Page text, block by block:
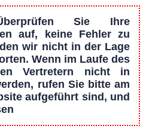
Sie Ihre
auf, keine Fehler zu
wir nicht in der Lage
Wenn im Laufe des
Vertretern nicht in
rufen Sie bitte am
aufgeführt sind, und